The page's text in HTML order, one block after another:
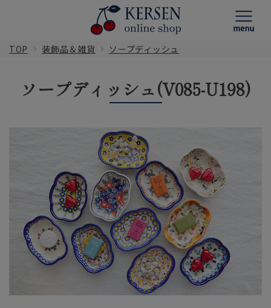
TOP 装飾品＆雑貨 ソープディッシュ
ソープディッシュ(V085-U198)